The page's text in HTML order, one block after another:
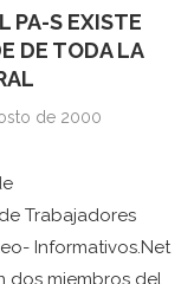
PA-S EXISTE
DE TODA LA
de 2000
Trabajadores
Informativos.Net
dos miembros del